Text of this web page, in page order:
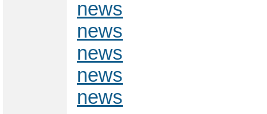
news
news
news
news
news